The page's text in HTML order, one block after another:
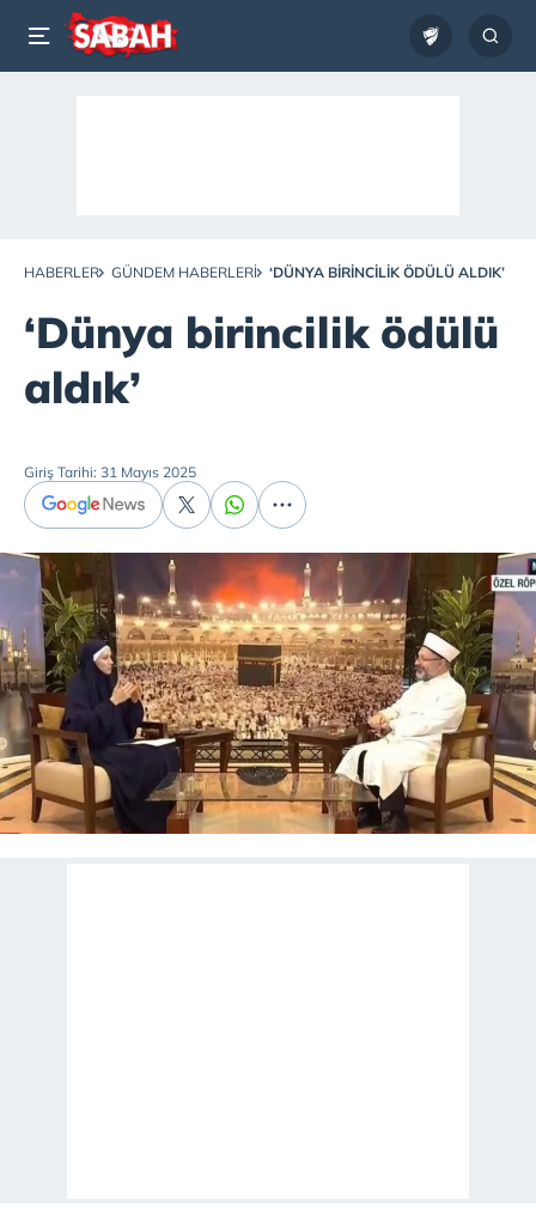
HABERLER GÜNDEM HABERLERI ‘DÜNYA BIRINCILIK ÖDÜLÜ ALDIK’
‘Dünya birincilik ödülü
aldık’
Giriş Tarihi: 31 Mayıs 2025